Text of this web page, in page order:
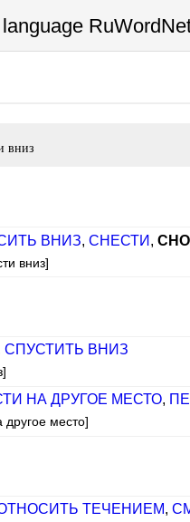
вниз
ВНИЗ, СНЕСТИ ,
вниз]
СПУСТИТЬ ВНИЗ
НА ДРУГОЕ МЕСТО,
место]
ТЕЧЕНИЕМ,